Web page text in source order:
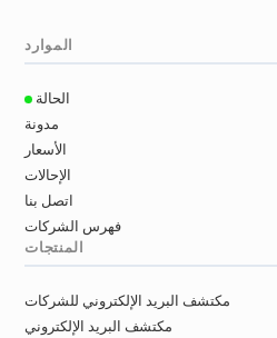
الموارد
الحالة
مدونة
الأسعار
الإحالات
اتصل بنا
فهرس الشركات
المنتجات
مكتشف البريد الإلكتروني للشركات
مكتشف البريد الإلكتروني